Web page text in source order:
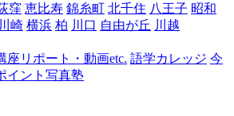
和
念
窪 恵比寿 錦糸町 北千住 八王子 昭和
川崎 横浜 柏 川口 自由が丘 川越
座リポート・動画etc. 語学カレッジ 今
イント写真塾